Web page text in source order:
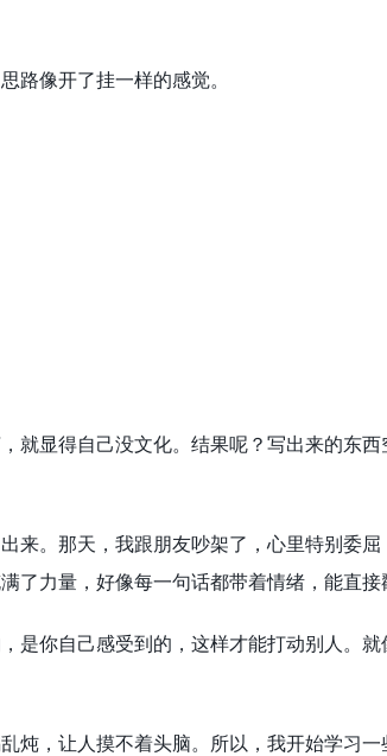
路像开了挂一样的感觉。
就显得自己没文化。结果呢？写出来的东
来。那天，我跟朋友吵架了，心里特别委
力量，好像每一句话都带着情绪，能直接
是你自己感受到的，这样才能打动别人。
，让人摸不着头脑。所以，我开始学习一